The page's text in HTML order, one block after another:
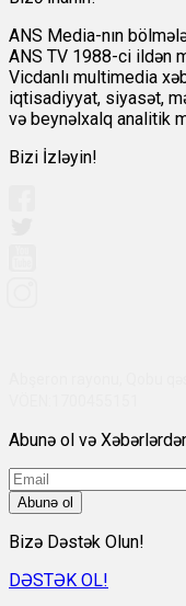
ANS Media-nın
ANS TV 1988-ci ildən
Vicdanlı multimedia
iqtisadiyyat, siyasət,
və beynəlxalq analitik
Bizi İzləyin!
Abunə ol və
Abunə ol
Bizə Dəstək Olun!
DƏSTƏK OL!